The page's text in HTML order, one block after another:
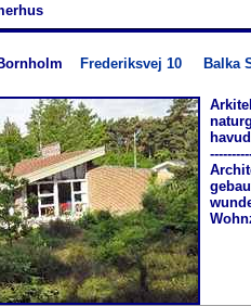
Frederiksvej 10 Balka